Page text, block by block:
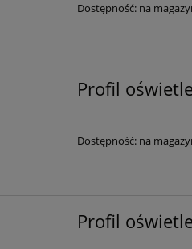
Dostępność: na
Profil
Dostępność: na
Profil